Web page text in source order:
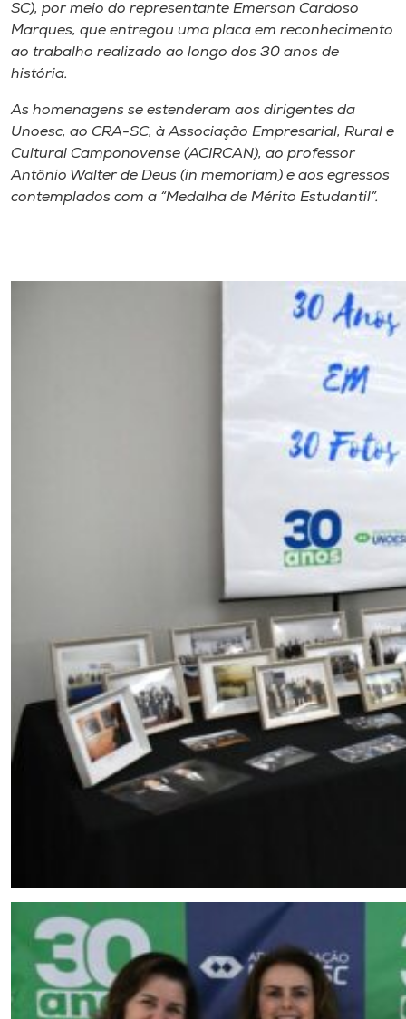
SC), por meio do representante Emerson Cardoso
Marques, que entregou uma placa em reconhecimento
ao trabalho realizado ao longo dos 30 anos de
história.
As homenagens se estenderam aos dirigentes da
Unoesc, ao CRA-SC, à Associação Empresarial, Rural e
Cultural Camponovense (ACIRCAN), ao professor
Antônio Walter de Deus (in memoriam) e aos egressos
contemplados com a “Medalha de Mérito Estudantil”.